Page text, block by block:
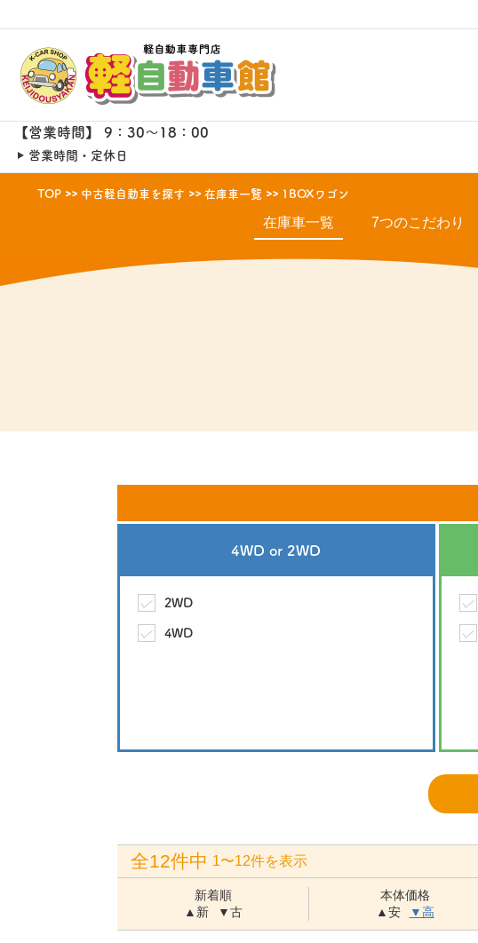
【営業時間】 9：30～18：00
営業時間・定休日
TOP 中古軽自動車を探す 在庫車一覧 1BOXワゴン
在庫車一覧 7つのこだわり
4WD or 2WD
2WD
4WD
全12件中 1〜12件を表示
新着順
▲新
▼古
本体価格
▲安
▼高